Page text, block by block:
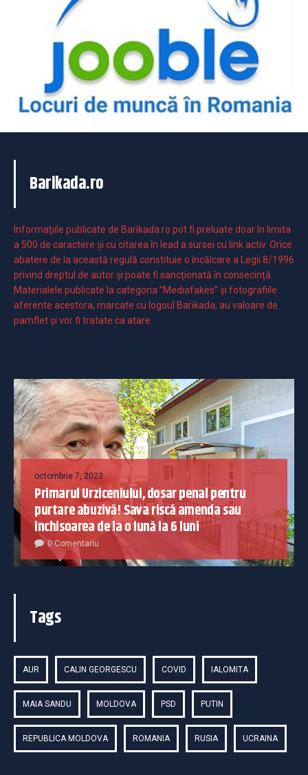
Barikada.ro
Informaţiile publicate de Barikada.ro pot fi preluate doar în limita
a 500 de caractere şi cu citarea în lead a sursei cu link activ. Orice
abatere de la această regulă constituie o încălcare a Legii 8/1996
privind dreptul de autor și poate fi sancționată în consecință.
Materialele publicate la categoria ”Mediafakes” și fotografiile
aferente acestora, marcate cu logoul Barikada, au valoare de
pamflet și vor fi tratate ca atare.
octombrie 7, 2023
Primarul Urziceniului, dosar penal pentru
purtare abuzivă! Sava riscă amenda sau
închisoarea de la o lună la 6 luni
0 Comentariu
Tags
AUR CALIN GEORGESCU COVID IALOMITA
MAIA SANDU MOLDOVA PSD PUTIN
REPUBLICA MOLDOVA ROMANIA RUSIA UCRAINA